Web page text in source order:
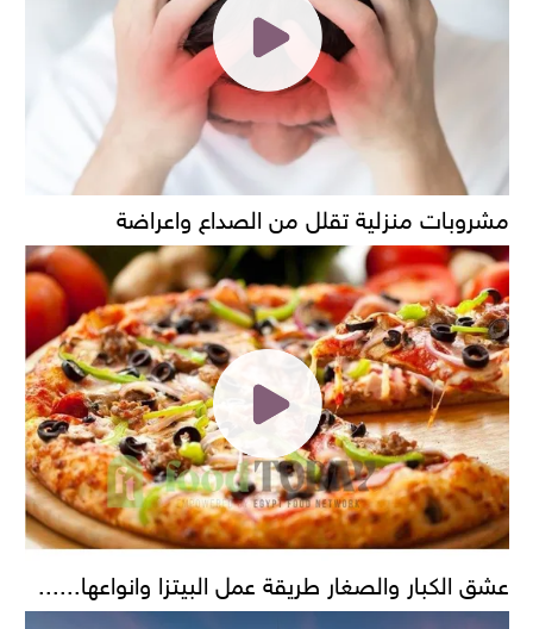
مشروبات منزلية تقلل من الصداع واعراضة
عشق الكبار والصغار طريقة عمل البيتزا وانواعها......